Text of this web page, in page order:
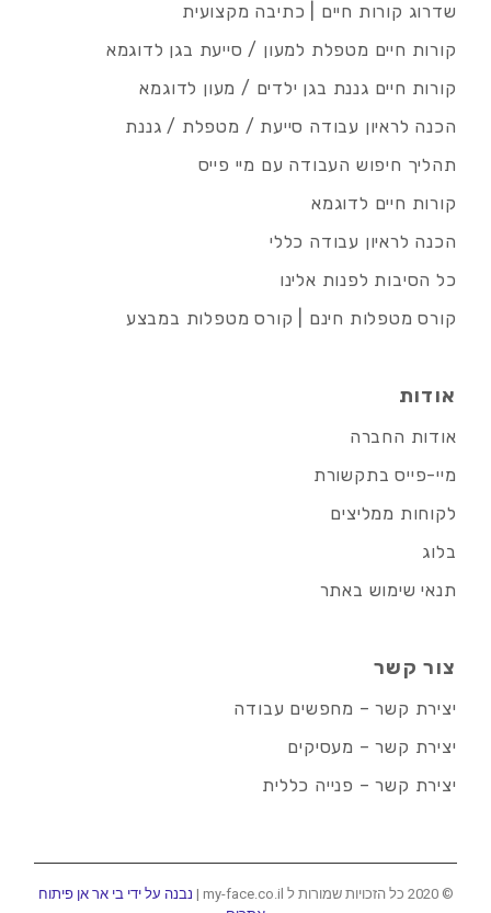
שדרוג קורות חיים | כתיבה מקצועית
קורות חיים מטפלת למעון / סייעת בגן לדוגמא
קורות חיים גננת בגן ילדים / מעון לדוגמא
הכנה לראיון עבודה סייעת / מטפלת / גננת
תהליך חיפוש העבודה עם מיי פייס
קורות חיים לדוגמא
הכנה לראיון עבודה כללי
כל הסיבות לפנות אלינו
קורס מטפלות חינם | קורס מטפלות במבצע
אודות
אודות החברה
מיי-פייס בתקשורת
לקוחות ממליצים
בלוג
תנאי שימוש באתר
צור קשר
יצירת קשר – מחפשים עבודה
יצירת קשר – מעסיקים
יצירת קשר – פנייה כללית
© 2020 כל הזכויות שמורות ל my-face.co.il |
נבנה על ידי בי אר אן פיתוח